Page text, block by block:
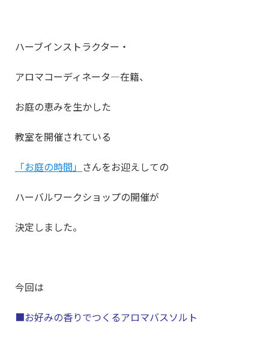
ハーブインストラクター・
アロマコーディネータ―在籍、
お庭の恵みを生かした
教室を開催されている
「お庭の時間」 さんをお迎えしての
ハーバルワークショップの開催が
決定しました。
今回は
■お好みの香りでつくるアロマバスソルト